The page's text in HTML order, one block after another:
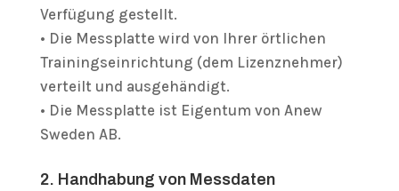
Verfügung gestellt.
• Die Messplatte wird von Ihrer örtlichen
Trainingseinrichtung (dem Lizenznehmer)
verteilt und ausgehändigt.
• Die Messplatte ist Eigentum von Anew
Sweden AB.
2. Handhabung von Messdaten